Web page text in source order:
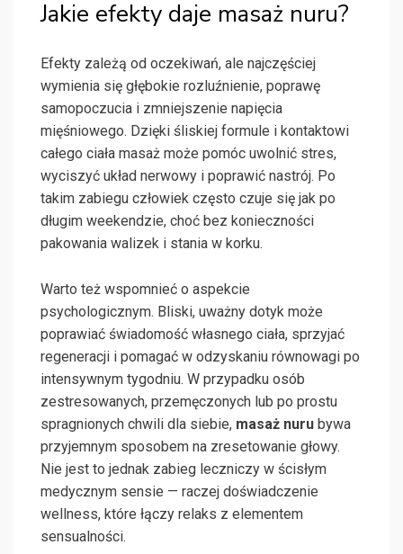
Jakie efekty daje masaż nuru?
Efekty zależą od oczekiwań, ale najczęściej
wymienia się głębokie rozluźnienie, poprawę
samopoczucia i zmniejszenie napięcia
mięśniowego. Dzięki śliskiej formule i kontaktowi
całego ciała masaż może pomóc uwolnić stres,
wyciszyć układ nerwowy i poprawić nastrój. Po
takim zabiegu człowiek często czuje się jak po
długim weekendzie, choć bez konieczności
pakowania walizek i stania w korku.
Warto też wspomnieć o aspekcie
psychologicznym. Bliski, uważny dotyk może
poprawiać świadomość własnego ciała, sprzyjać
regeneracji i pomagać w odzyskaniu równowagi po
intensywnym tygodniu. W przypadku osób
zestresowanych, przemęczonych lub po prostu
spragnionych chwili dla siebie, masaż nuru bywa
przyjemnym sposobem na zresetowanie głowy.
Nie jest to jednak zabieg leczniczy w ścisłym
medycznym sensie — raczej doświadczenie
wellness, które łączy relaks z elementem
sensualności.